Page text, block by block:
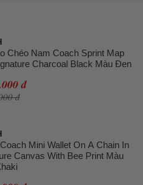
Chéo Nam Coach Sprint Map
Charcoal Black Màu Đen
đ
đ
Mini Wallet On A Chain In
Canvas With Bee Print Màu